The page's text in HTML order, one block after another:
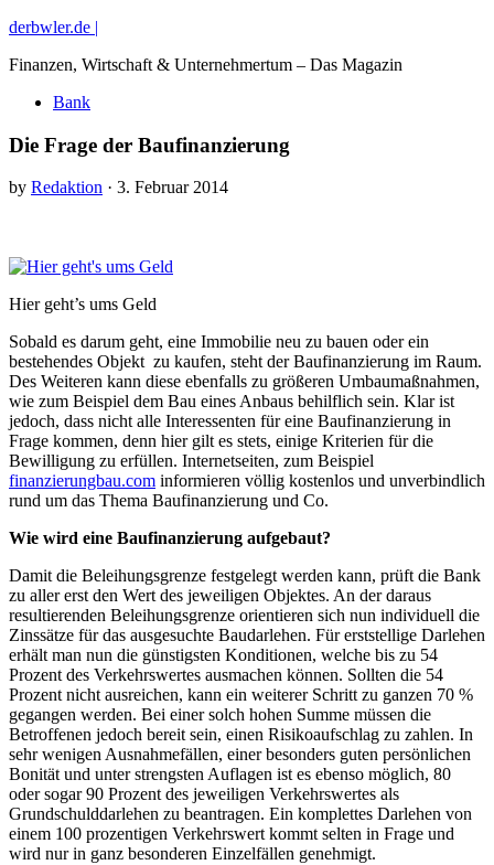
derbwler.de |
Finanzen, Wirtschaft & Unternehmertum – Das Magazin
Bank
Die Frage der Baufinanzierung
by Redaktion · 3. Februar 2014
Hier geht’s ums Geld
Sobald es darum geht, eine Immobilie neu zu bauen oder ein
bestehendes Objekt zu kaufen, steht der Baufinanzierung im Raum.
Des Weiteren kann diese ebenfalls zu größeren Umbaumaßnahmen,
wie zum Beispiel dem Bau eines Anbaus behilflich sein. Klar ist
jedoch, dass nicht alle Interessenten für eine Baufinanzierung in
Frage kommen, denn hier gilt es stets, einige Kriterien für die
Bewilligung zu erfüllen. Internetseiten, zum Beispiel
finanzierungbau.com informieren völlig kostenlos und unverbindlich
rund um das Thema Baufinanzierung und Co.
Wie wird eine Baufinanzierung aufgebaut?
Damit die Beleihungsgrenze festgelegt werden kann, prüft die Bank
zu aller erst den Wert des jeweiligen Objektes. An der daraus
resultierenden Beleihungsgrenze orientieren sich nun individuell die
Zinssätze für das ausgesuchte Baudarlehen. Für erststellige Darlehen
erhält man nun die günstigsten Konditionen, welche bis zu 54
Prozent des Verkehrswertes ausmachen können. Sollten die 54
Prozent nicht ausreichen, kann ein weiterer Schritt zu ganzen 70 %
gegangen werden. Bei einer solch hohen Summe müssen die
Betroffenen jedoch bereit sein, einen Risikoaufschlag zu zahlen. In
sehr wenigen Ausnahmefällen, einer besonders guten persönlichen
Bonität und unter strengsten Auflagen ist es ebenso möglich, 80
oder sogar 90 Prozent des jeweiligen Verkehrswertes als
Grundschulddarlehen zu beantragen. Ein komplettes Darlehen von
einem 100 prozentigen Verkehrswert kommt selten in Frage und
wird nur in ganz besonderen Einzelfällen genehmigt.